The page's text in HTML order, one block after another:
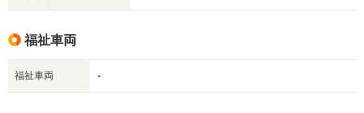
福祉車両
福祉車両 -